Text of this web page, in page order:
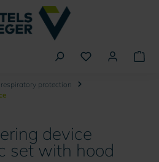
protection
device
set with hood